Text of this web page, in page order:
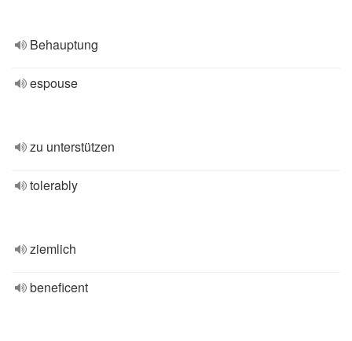
Behauptung
espouse
zu unterstützen
tolerably
ziemlich
beneficent